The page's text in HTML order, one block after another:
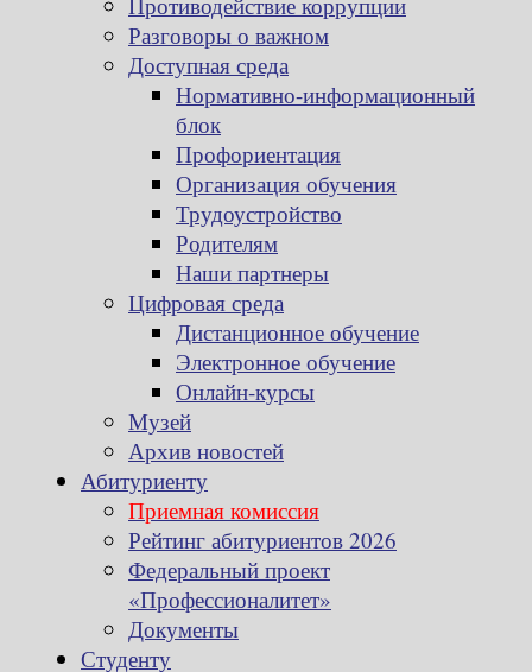
Разговоры о важном
Доступная среда
Нормативно-информационный
блок
Профориентация
Организация обучения
Трудоустройство
Родителям
Наши партнеры
Цифровая среда
Дистанционное обучение
Электронное обучение
Онлайн-курсы
Музей
Архив новостей
Абитуриенту
Приемная комиссия
Рейтинг абитуриентов 2026
Федеральный проект
«Профессионалитет»
Документы
Студенту